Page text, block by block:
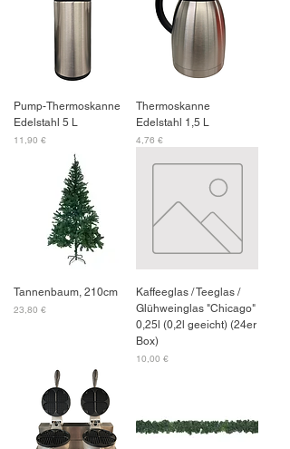
Pump-Thermoskanne
Edelstahl 5 L
Preis
11,90 €
Thermoskanne
Edelstahl 1,5 L
Preis
4,76 €
Tannenbaum, 210cm
Preis
23,80 €
Kaffeeglas / Teeglas /
Glühweinglas "Chicago"
0,25l (0,2l geeicht) (24er
Box)
Preis
10,00 €